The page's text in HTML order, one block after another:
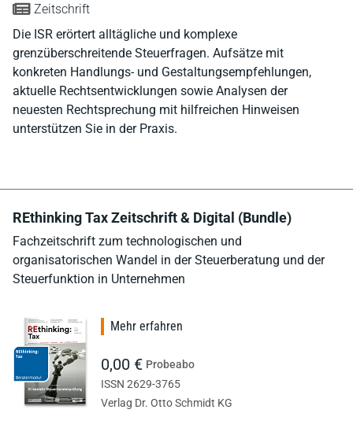
Zeitschrift
Die ISR erörtert alltägliche und komplexe
grenzüberschreitende Steuerfragen. Aufsätze mit
konkreten Handlungs- und Gestaltungsempfehlungen,
aktuelle Rechtsentwicklungen sowie Analysen der
neuesten Rechtsprechung mit hilfreichen Hinweisen
unterstützen Sie in der Praxis.
REthinking Tax Zeitschrift & Digital (Bundle)
Fachzeitschrift zum technologischen und
organisatorischen Wandel in der Steuerberatung und der
Steuerfunktion in Unternehmen
Mehr erfahren
0,00 € Probeabo
ISSN 2629-3765
Verlag Dr. Otto Schmidt KG